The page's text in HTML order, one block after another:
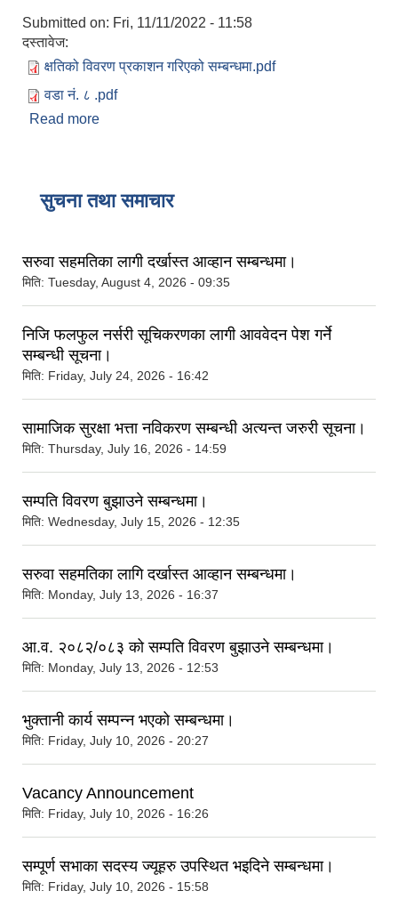
Submitted on: Fri, 11/11/2022 - 11:58
दस्तावेज:
क्षतिको विवरण प्रकाशन गरिएको सम्बन्धमा.pdf
वडा नं. ८ .pdf
Read more
सुचना तथा समाचार
सरुवा सहमतिका लागी दर्खास्त आव्हान सम्बन्धमा।
मिति: Tuesday, August 4, 2026 - 09:35
निजि फलफुल नर्सरी सूचिकरणका लागी आववेदन पेश गर्ने
सम्बन्धी सूचना।
मिति: Friday, July 24, 2026 - 16:42
सामाजिक सुरक्षा भत्ता नविकरण सम्बन्धी अत्यन्त जरुरी सूचना।
मिति: Thursday, July 16, 2026 - 14:59
सम्पति विवरण बुझाउने सम्बन्धमा।
मिति: Wednesday, July 15, 2026 - 12:35
सरुवा सहमतिका लागि दर्खास्त आव्हान सम्बन्धमा।
मिति: Monday, July 13, 2026 - 16:37
आ.व. २०८२/०८३ को सम्पति विवरण बुझाउने सम्बन्धमा।
मिति: Monday, July 13, 2026 - 12:53
भुक्तानी कार्य सम्पन्‍न भएको सम्बन्धमा।
मिति: Friday, July 10, 2026 - 20:27
Vacancy Announcement
मिति: Friday, July 10, 2026 - 16:26
सम्पूर्ण सभाका सदस्य ज्यूहरु उपस्थित भइदिने सम्बन्धमा।
मिति: Friday, July 10, 2026 - 15:58